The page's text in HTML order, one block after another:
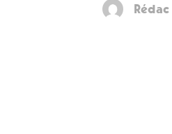
Rédac